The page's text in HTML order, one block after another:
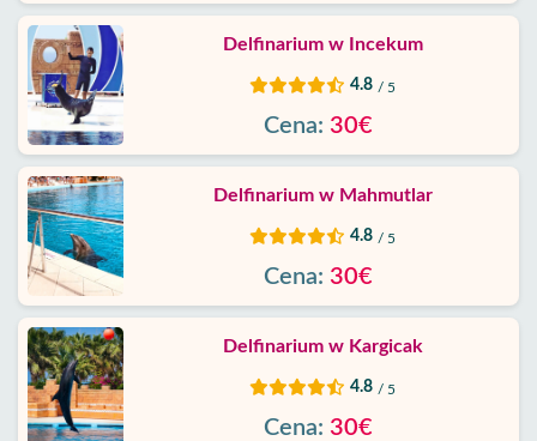
Delfinarium w Incekum
4.8 / 5
Cena: 30€
Delfinarium w Mahmutlar
4.8 / 5
Cena: 30€
Delfinarium w Kargicak
4.8 / 5
Cena: 30€